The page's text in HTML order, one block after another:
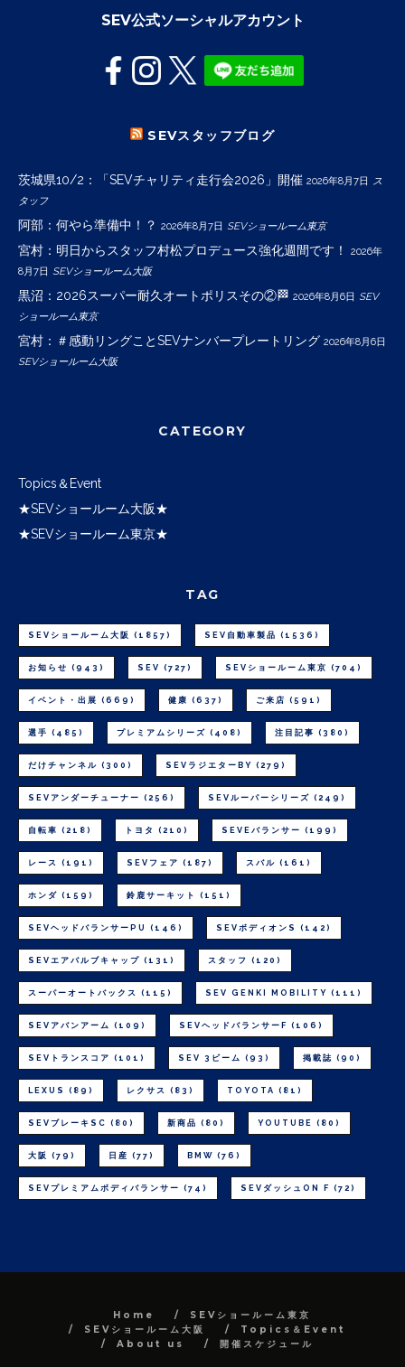
SEV公式ソーシャルアカウント
SEVスタッフブログ
茨城県10/2：「SEVチャリティ走行会2026」開催 2026年8月7日 ス
タッフ
阿部：何やら準備中！？ 2026年8月7日 SEVショールーム東京
宮村：明日からスタッフ村松プロデュース強化週間です！
2026年
8月7日 SEVショールーム大阪
黒沼：2026スーパー耐久オートポリスその②🏁 2026年8月6日 SEV
ショールーム東京
宮村：＃感動リングことSEVナンバープレートリング 2026年8月6日
SEVショールーム大阪
CATEGORY
Topics＆Event
★SEVショールーム大阪★
★SEVショールーム東京★
TAG
SEVショールーム大阪 (1857) SEV自動車製品 (1536)
お知らせ (943) SEV (727) SEVショールーム東京 (704)
イベント・出展 (669) 健康 (637) ご来店 (591)
選手 (485) プレミアムシリーズ (408) 注目記事 (380)
だけチャンネル (300) SEVラジエターBY (279)
SEVアンダーチューナー (256) SEVルーパーシリーズ (249)
自転車 (218) トヨタ (210) SEVEバランサー (199)
レース (191) SEVフェア (187) スバル (161)
ホンダ (159) 鈴鹿サーキット (151)
SEVヘッドバランサーPU (146) SEVボディオンS (142)
SEVエアバルブキャップ (131) スタッフ (120)
スーパーオートバックス (115) SEV GENKI MOBILITY (111)
SEVアバンアーム (109) SEVヘッドバランサーF (106)
SEVトランスコア (101) SEV 3ビーム (93) 掲載誌 (90)
LEXUS (89) レクサス (83) TOYOTA (81)
SEVブレーキSC (80) 新商品 (80) YOUTUBE (80)
大阪 (79) 日産 (77) BMW (76)
SEVプレミアムボディバランサー (74) SEVダッシュON F (72)
Home
SEVショールーム東京
SEVショールーム大阪
Topics＆Event
About us
開催スケジュール